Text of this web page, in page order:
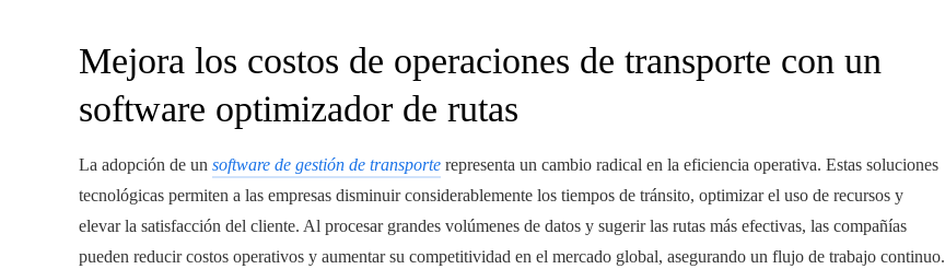
Mejora los costos de operaciones de transporte con un
software optimizador de rutas
La adopción de un software de gestión de transporte representa un cambio radical en la eficiencia operativa. Estas soluciones
tecnológicas permiten a las empresas disminuir considerablemente los tiempos de tránsito, optimizar el uso de recursos y
elevar la satisfacción del cliente. Al procesar grandes volúmenes de datos y sugerir las rutas más efectivas, las compañías
pueden reducir costos operativos y aumentar su competitividad en el mercado global, asegurando un flujo de trabajo continuo.